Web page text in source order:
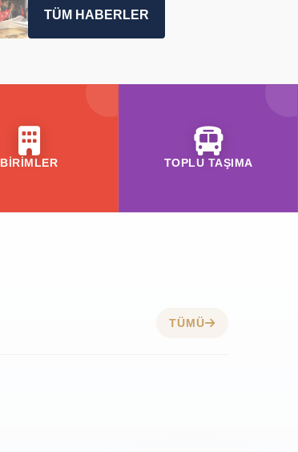
TÜM HABERLER
BİRİMLER TOPLU TAŞIMA
TÜMÜ